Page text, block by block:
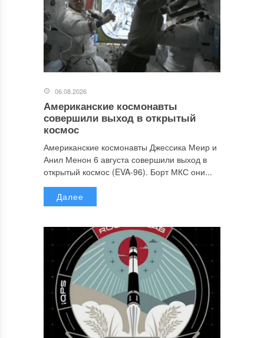
06.08.2026
Американские космонавты
совершили выход в открытый
космос
Американские космонавты Джессика Меир и
Анил Менон 6 августа совершили выход в
открытый космос (EVA-96). Борт МКС они...
Далее